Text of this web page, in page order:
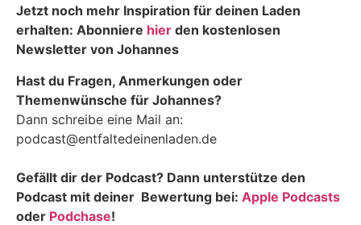
Jetzt noch mehr Inspiration für deinen Laden
erhalten: Abonniere hier den kostenlosen
Newsletter von Johannes
Hast du Fragen, Anmerkungen oder
Themenwünsche für Johannes?
Dann schreibe eine Mail an:
podcast@entfaltedeinenladen.de
Gefällt dir der Podcast? Dann unterstütze den
Podcast mit deiner Bewertung bei: Apple Podcasts
oder Podchase!